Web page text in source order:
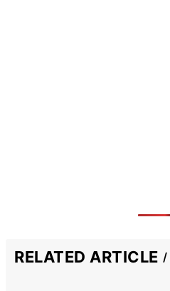
RELATED ARTICLE